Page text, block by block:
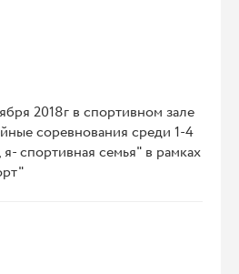
2018г в спортивном зале
соревнования среди 1-4
спортивная семья" в рамках